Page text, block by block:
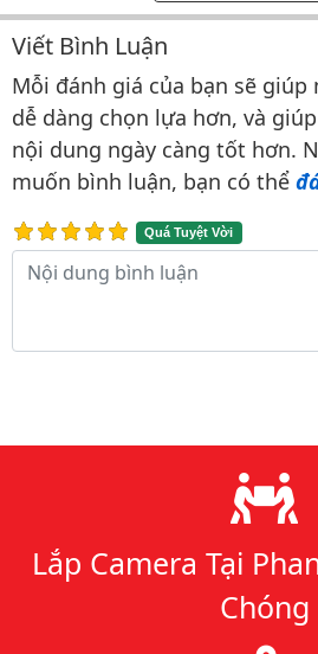
Bình luận &
Viết Bình Luận
Mỗi đánh giá của bạn sẽ
dễ dàng chọn lựa hơn, và
nội dung ngày càng tốt hơn.
muốn bình luận, bạn có thể
Quá Tuyệt Vời
Nội dung bình luận
Lý do chọn chúng tôi
Lắp Camera Tại
Chóng